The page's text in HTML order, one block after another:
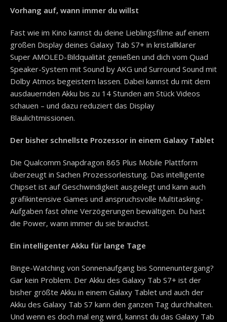
Vorhang auf, wann immer du willst
Fast wie im Kino kannst du deine Lieblingsfilme auf einem
großen Display deines Galaxy Tab S7+ in kristallklarer
Super AMOLED-Bildqualität genießen und dich vom Quad
Speaker-System mit Sound by AKG und Surround Sound mit
Dolby Atmos begeistern lassen. Dabei kannst du mit dem
ausdauernden Akku bis zu 14 Stunden am Stück Videos
schauen – und dazu reduziert das Display
Blaulichtmissionen.
Der bisher schnellste Prozessor in einem Galaxy Tablet
Die Qualcomm Snapdragon 865 Plus Mobile Plattform
überzeugt in Sachen Prozessorleistung. Das intelligente
Chipset ist auf Geschwindigkeit ausgelegt und kann auch
grafikintensive Games und anspruchsvolle Multitasking-
Aufgaben fast ohne Verzögerungen bewältigen. Du hast
die Power, wann immer du sie brauchst.
Ein intelligenter Akku für lange Tage
Binge-Watching von Sonnenaufgang bis Sonnenuntergang?
Gar kein Problem. Der Akku des Galaxy Tab S7+ ist der
bisher größte Akku in einem Galaxy Tablet und auch der
Akku des Galaxy Tab S7 kann den ganzen Tag durchhalten.
Und wenn es doch mal eng wird, kannst du das Galaxy Tab